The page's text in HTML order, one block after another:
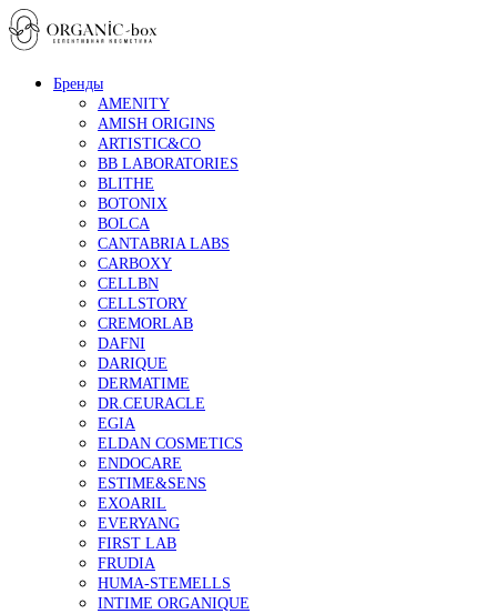
Бренды
AMENITY
AMISH ORIGINS
ARTISTIC&CO
BB LABORATORIES
BLITHE
BOTONIX
BOLCA
CANTABRIA LABS
CARBOXY
CELLBN
CELLSTORY
CREMORLAB
DAFNI
DARIQUE
DERMATIME
DR.CEURACLE
EGIA
ELDAN COSMETICS
ENDOCARE
ESTIME&SENS
EXOARIL
EVERYANG
FIRST LAB
FRUDIA
HUMA-STEMELLS
INTIME ORGANIQUE